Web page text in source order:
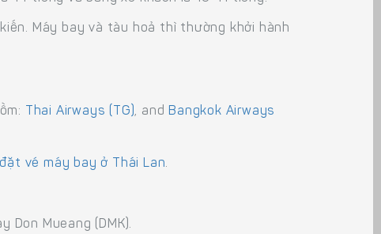
Máy bay và tàu hoả thì thường khởi hành
Thai Airways (TG), andBangkok Airways
vé máy bay ở Thái Lan.
Don Mueang (DMK).